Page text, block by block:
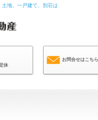
地、一戸建て、別荘は
休
お問合せはこちら